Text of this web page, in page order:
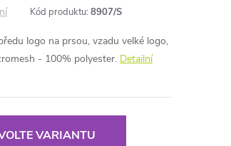
Kód produktu: 8907/S
logo na prsou, vzadu velké logo,
- 100% polyester. Detailní
VARIANTU